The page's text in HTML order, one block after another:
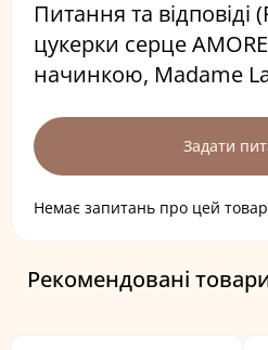
Питання та відповіді
цукерки серце
начинкою, Madame
Задати
Немає запитань про цей
Рекомендовані